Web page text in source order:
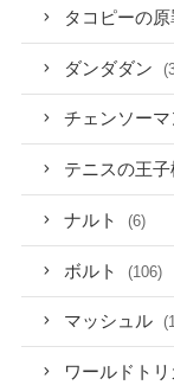
タコピーの原
ダンダダン
チェンソーマ
テニスの王子
ナルト (6)
ボルト (106)
マッシュル
ワールドトリ